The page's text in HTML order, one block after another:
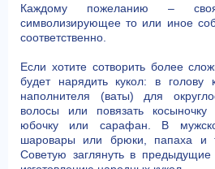
Каждому пожеланию –
символизирующее то или иное
соответственно.
Если хотите сотворить более
будет нарядить кукол: в голову
наполнителя (ваты) для
волосы или повязать
юбочку или сарафан. В
шаровары или брюки, папаха и
Советую заглянуть в